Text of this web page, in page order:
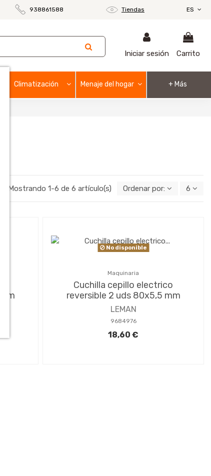
938861588 Tiendas ES
Iniciar sesión Carrito
Climatización Menaje del hogar + Más
Mostrando 1-6 de 6 artículo(s) Ordenar por: 6
No disponible
Maquinaria
Cuchilla cepillo electrico
reversible 2 uds 80x5,5 mm
LEMAN
9684976
18,60 €